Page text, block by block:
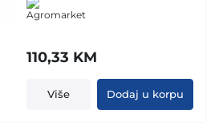
110,33 KM
Više Dodaj u korpu